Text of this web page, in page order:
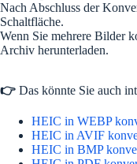
Nach Abschluss der
Schaltfläche.
Wenn Sie mehrere Bilder
Archiv herunterladen.
👉 Das könnte Sie auch
HEIC in WEBP
HEIC in AVIF
HEIC in BMP